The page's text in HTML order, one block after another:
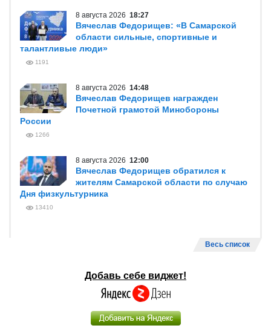
8 августа 2026 18:27
Вячеслав Федорищев: «В Самарской
области сильные, спортивные и
талантливые люди»
1191
8 августа 2026 14:48
Вячеслав Федорищев награжден
Почетной грамотой Минобороны
России
1266
8 августа 2026 12:00
Вячеслав Федорищев обратился к
жителям Самарской области по случаю
Дня физкультурника
13410
Весь список
Добавь себе виджет!